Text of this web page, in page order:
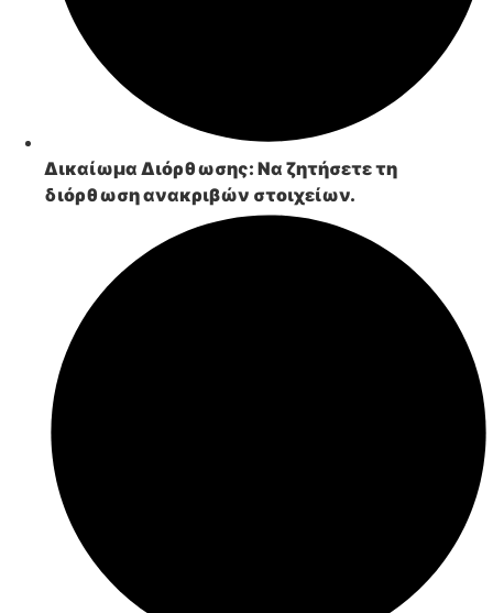
Δικαίωμα Διόρθωσης: Να ζητήσετε τη
διόρθωση ανακριβών στοιχείων.